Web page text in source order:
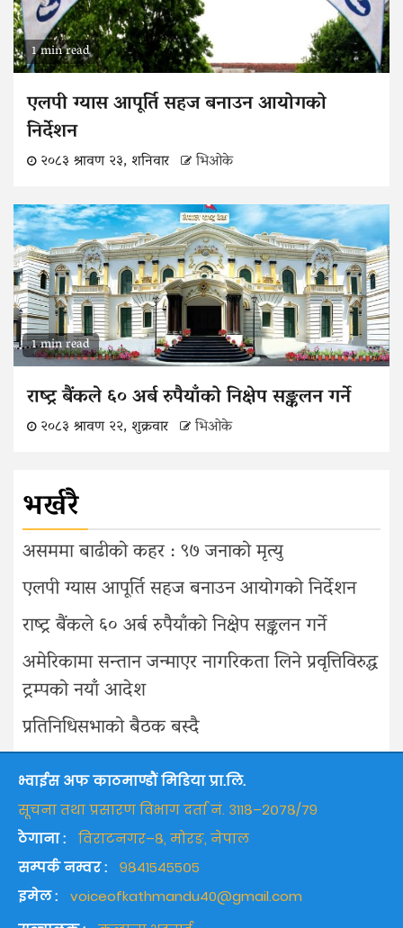
1 min read
एलपी ग्यास आपूर्ति सहज बनाउन आयोगको
निर्देशन
२०८३ श्रावण २३, शनिवार भिओके
1 min read
राष्ट्र बैंकले ६० अर्ब रुपैयाँको निक्षेप सङ्कलन गर्ने
२०८३ श्रावण २२, शुक्रवार भिओके
भर्खरै
असममा बाढीको कहर : ९७ जनाको मृत्यु
एलपी ग्यास आपूर्ति सहज बनाउन आयोगको निर्देशन
राष्ट्र बैंकले ६० अर्ब रुपैयाँको निक्षेप सङ्कलन गर्ने
अमेरिकामा सन्तान जन्माएर नागरिकता लिने प्रवृत्तिविरुद्ध
ट्रम्पको नयाँ आदेश
प्रतिनिधिसभाको बैठक बस्दै
भ्वाईस अफ काठमाण्डौं मिडिया प्रा.लि.
सूचना तथा प्रसारण विभाग दर्ता नं. ३११८–२०७८/७९
ठेगाना :
विराटनगर–८, मोरङ, नेपाल
सम्पर्क नम्वर :
९८४१५४५५०५
इमेल :
voiceofkathmandu40@gmail.com